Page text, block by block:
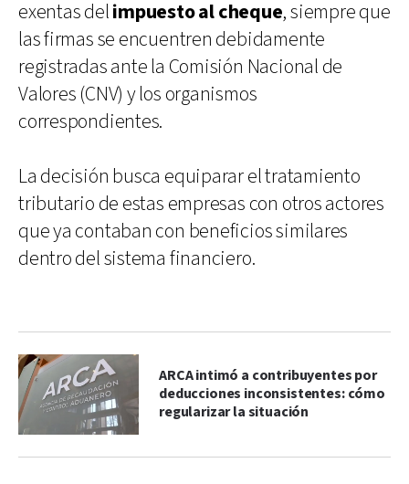
exentas delimpuesto al cheque, siempre que
las firmas se encuentren debidamente
registradas ante la Comisión Nacional de
Valores (CNV) y los organismos
correspondientes.
La decisión busca equiparar el tratamiento
tributario de estas empresas con otros actores
que ya contaban con beneficios similares
dentro del sistema financiero.
ARCA intimó a contribuyentes por
deducciones inconsistentes: cómo
regularizar la situación